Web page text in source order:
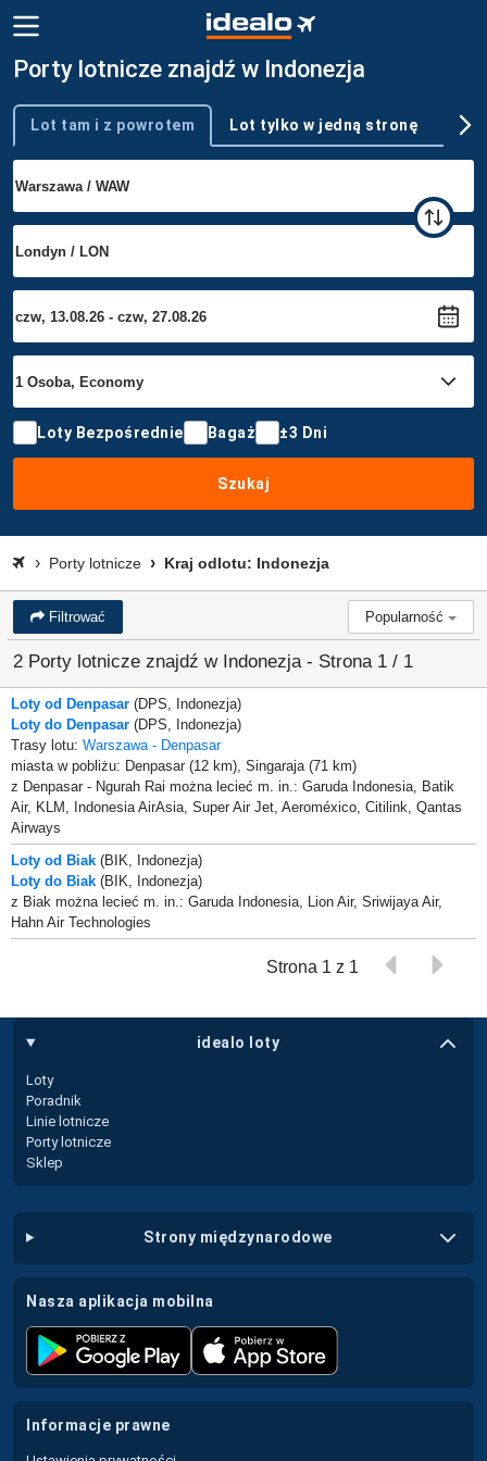
Porty lotnicze znajdź w Indonezja
Typ podróży
Lot tam i z powrotem Lot tylko w jedną stronę
Loty Bezpośrednie Bagaż ±3 Dni
Szukaj
Porty lotnicze Kraj odlotu: Indonezja
Filtrować Popularność
2 Porty lotnicze znajdź w Indonezja - Strona 1 / 1
Loty od Denpasar (DPS, Indonezja)
Loty do Denpasar (DPS, Indonezja)
Trasy lotu: Warszawa - Denpasar
miasta w pobliżu: Denpasar (12 km), Singaraja (71 km)
z Denpasar - Ngurah Rai można lecieć m. in.: Garuda Indonesia, Batik
Air, KLM, Indonesia AirAsia, Super Air Jet, Aeroméxico, Citilink, Qantas
Airways
Loty od Biak (BIK, Indonezja)
Loty do Biak (BIK, Indonezja)
z Biak można lecieć m. in.: Garuda Indonesia, Lion Air, Sriwijaya Air,
Hahn Air Technologies
Strona 1 z 1
idealo loty
Loty
Poradnik
Linie lotnicze
Porty lotnicze
Sklep
strony międzynarodowe
nasza aplikacja mobilna
informacje prawne